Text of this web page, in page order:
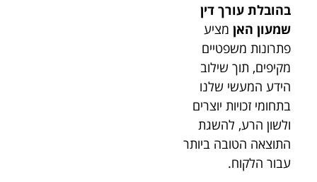
בהובלת עורך דין
שמעון האן מציע
פתרונות משפטיים
מקיפים, תוך שילוב
הידע המעשי שלנו
בתחומי זכויות יוצרים
ולשון הרע, להשגת
התוצאה הטובה ביותר
עבור הלקוח.